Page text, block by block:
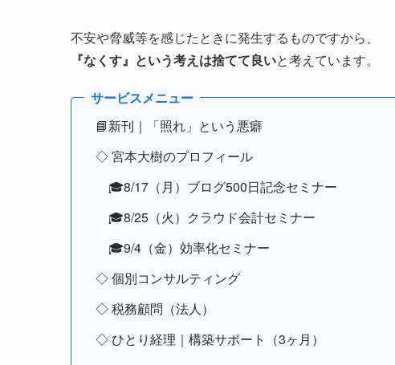
不安や脅威等を感じたときに発生するものですから、
『なくす』という考えは捨てて良いと考えています。
📘新刊｜「照れ」という悪癖
◇ 宮本大樹のプロフィール
🎓8/17（月）ブログ500日記念セミナー
🎓8/25（火）クラウド会計セミナー
🎓9/4（金）効率化セミナー
◇ 個別コンサルティング
◇ 税務顧問（法人）
◇ ひとり経理｜構築サポート（3ヶ月）